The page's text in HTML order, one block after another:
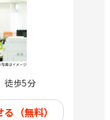
歩5分
（無料）